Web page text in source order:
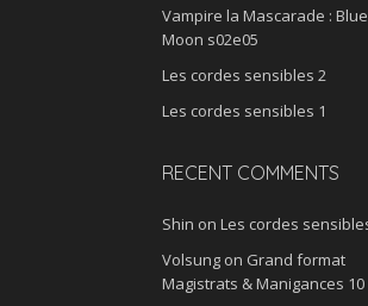
Vampire la Mascarade : Blue
Moon s02e05
Les cordes sensibles 2
Les cordes sensibles 1
RECENT COMMENTS
Shin on Les cordes
Volsung on Grand format
Magistrats & Manigances 10